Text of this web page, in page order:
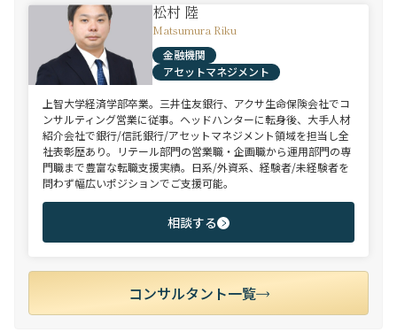
松村 陸
Matsumura Riku
金融機関
アセットマネジメント
上智大学経済学部卒業。三井住友銀行、アクサ生命保険会社でコ
ンサルティング営業に従事。ヘッドハンターに転身後、大手人材
紹介会社で銀行/信託銀行/アセットマネジメント領域を担当し全
社表彰歴あり。リテール部門の営業職・企画職から運用部門の専
門職まで豊富な転職支援実績。日系/外資系、経験者/未経験者を
問わず幅広いポジションでご支援可能。
相談する
コンサルタント一覧